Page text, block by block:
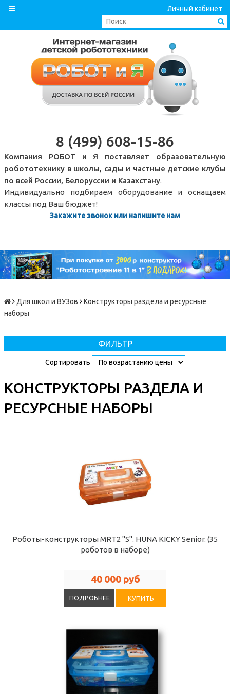
Личный кабинет
8 (499) 608-15-86
Компания РОБОТ и Я поставляет образовательную
робототехнику в школы, сады и частные детские клубы
по всей России, Белоруссии и Казахстану.
Индивидуально подбираем оборудование и оснащаем
классы под Ваш бюджет!
Закажите звонок или напишите нам
Для школ и ВУЗов
Конструкторы раздела и ресурсные
наборы
ФИЛЬТР
Сортировать
КОНСТРУКТОРЫ РАЗДЕЛА И
РЕСУРСНЫЕ НАБОРЫ
Роботы-конструкторы MRT2 "S". HUNA KICKY Senior. (35
роботов в наборе)
40 000 руб
ПОДРОБНЕЕ КУПИТЬ